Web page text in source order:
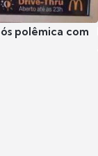
polêmica com